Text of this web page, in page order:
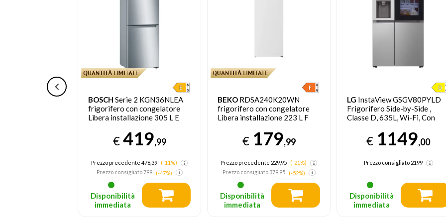
BOSCH Serie 2 KGN36NLEA
frigorifero con congelatore
Libera installazione 305 L E
€ 419,99
Prezzo precedente 476,39
(-11%)
Prezzo consigliato799 (-47%)
Disponibilità
immediata
BEKO RDSA240K20WN
frigorifero con congelatore
Libera installazione 223 L F
€ 179,99
Prezzo precedente 229,95
(-21%)
Prezzo consigliato379.95 (-52%)
Disponibilità
immediata
LG InstaView GSGV80PYLD
Frigorifero Side-by-Side ,
Classe D, 635L, Wi-Fi, Con
€ 1149,00
Prezzo consigliato2199
Disponibilità
immediata